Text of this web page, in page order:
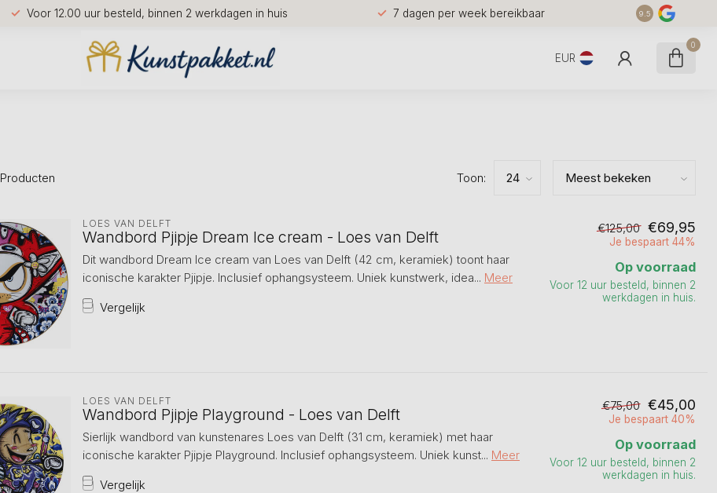
Voor 12.00 uur besteld, binnen 2 werkdagen in huis 7 dagen per week bereikbaar 9.5
EUR
0
Producten Toon:
LOES VAN DELFT
Wandbord Pjipje Dream Ice cream - Loes van Delft
Dit wandbord Dream Ice cream van Loes van Delft (42 cm, keramiek) toont haar
iconische karakter Pjipje. Inclusief ophangsysteem. Uniek kunstwerk, idea... Meer
Vergelijk
€125,00 €69,95
Je bespaart 44%
Op voorraad
Voor 12 uur besteld, binnen 2
werkdagen in huis.
LOES VAN DELFT
Wandbord Pjipje Playground - Loes van Delft
Sierlijk wandbord van kunstenares Loes van Delft (31 cm, keramiek) met haar
iconische karakter Pjipje Playground. Inclusief ophangsysteem. Uniek kunst... Meer
Vergelijk
€75,00 €45,00
Je bespaart 40%
Op voorraad
Voor 12 uur besteld, binnen 2
werkdagen in huis.